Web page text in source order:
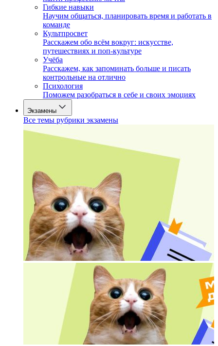
Гибкие навыки
Научим общаться, планировать время и работать в
команде
Культпросвет
Расскажем обо всём вокруг: искусстве,
путешествиях и поп-культуре
Учёба
Расскажем, как запоминать больше и писать
контрольные на отлично
Психология
Поможем разобраться в себе и своих эмоциях
Экзамены
Все темы рубрики экзамены